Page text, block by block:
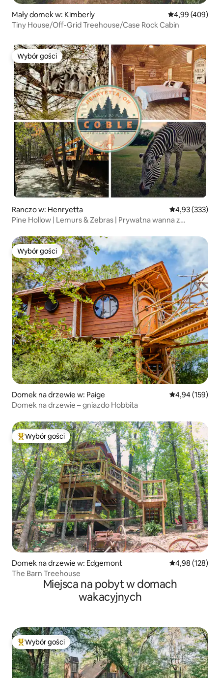
Mały domek w: Kimberly Średnia
4,99 (409)
Tiny House/Off-Grid Treehouse/Case Rock Cabin
Wybór gości
Wybór gości
Ranczo w: Henryetta Średnia
4,93 (333)
Pine Hollow | Lemurs & Zebras | Prywatna wanna z
Wybór gości
Wybór gości
Domek na drzewie w: Paige Średnia
4,94 (159)
Domek na drzewie – gniazdo Hobbita
Najpopularniejsze z kategorii Wybór gości
Wybór gości
Domek na drzewie w: Edgemont Średnia
4,98 (128)
The Barn Treehouse
Miejsca na pobyt w domach
wakacyjnych
Najpopularniejsze z kategorii Wybór gości
Wybór gości